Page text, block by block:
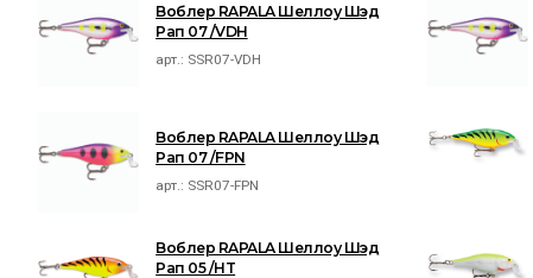
Воблер RAPALA Шеллоу Шэд
Рап 07 /VDH
арт.: SSR07-VDH
Воблер RAPALA Шеллоу Шэд
Рап 07 /FPN
арт.: SSR07-FPN
Воблер RAPALA Шеллоу Шэд
Рап 05 /HT